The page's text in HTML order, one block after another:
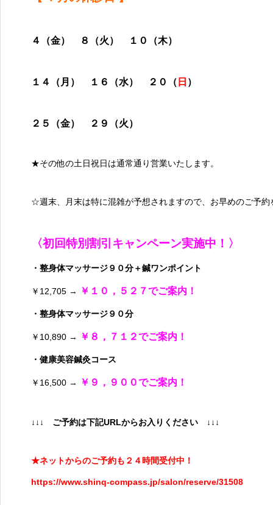
４（金） ８（火） １０（木）
１４（月） １６（水） ２０（ 日 ）
２５（金） ２９（火）
★その他の土日祝日は通常通り営業いたします。
☆週末、月末は特に混雑が予想されますので、お早めのご予約
〈初回特別割引キャンペーン実施中！〉
・整身体マッサージ９０分＋鍼ワンポイント
￥12,705 → ￥１０，５２７でご案内！
・整身体マッサージ９０分
￥10,890 → ￥８，７１２でご案内！
・健康美容鍼灸コース
￥16,500 → ￥９，９００でご案内！
↓↓↓ ご予約は下記URLからお入りください ↓↓↓
★ネットからのご予約も２４時間受付中！
https://www.shinq-compass.jp/salon/reserve/31508